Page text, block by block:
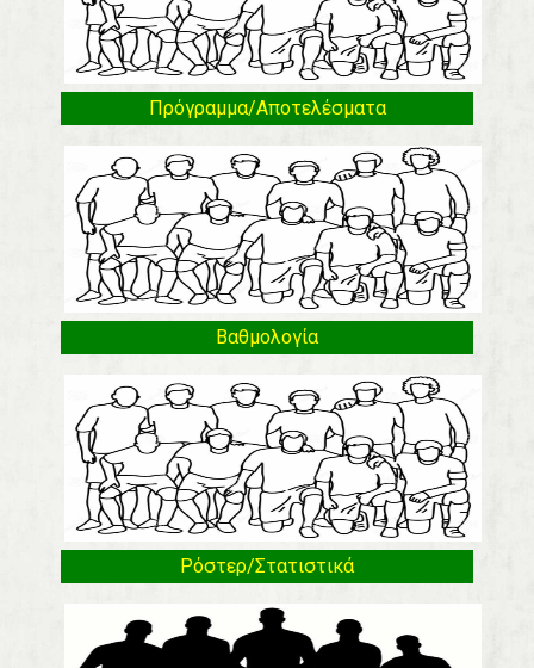
Πρόγραμμα/Αποτελέσματα
Βαθμολογία
Ρόστερ/Στατιστικά